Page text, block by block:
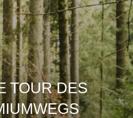
TOUR DES